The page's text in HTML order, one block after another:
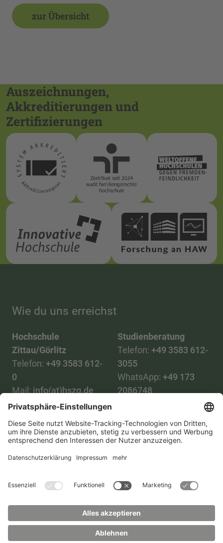
zur Übersicht
Auszeichnungen,
Akkreditierungen und
Zertifizierungen
Wie du uns erreichst
Hochschule
Zittau/Görlitz
Telefon: +49 3583 612-
0
Mail: info(at)hszg.de
Studienberatung
Telefon: +49 3583 612-
3055
WhatsApp: +49 173
2086748
Alle StudiengängeDatenschutz
ImpressumBarrierefreiheitPresse